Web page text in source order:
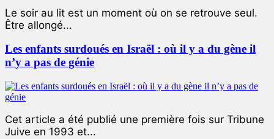
Le soir au lit est un moment où on se retrouve seul.
Être allongé...
Les enfants surdoués en Israël : où il y a du gène il
n’y a pas de génie
Cet article a été publié une première fois sur Tribune
Juive en 1993 et...